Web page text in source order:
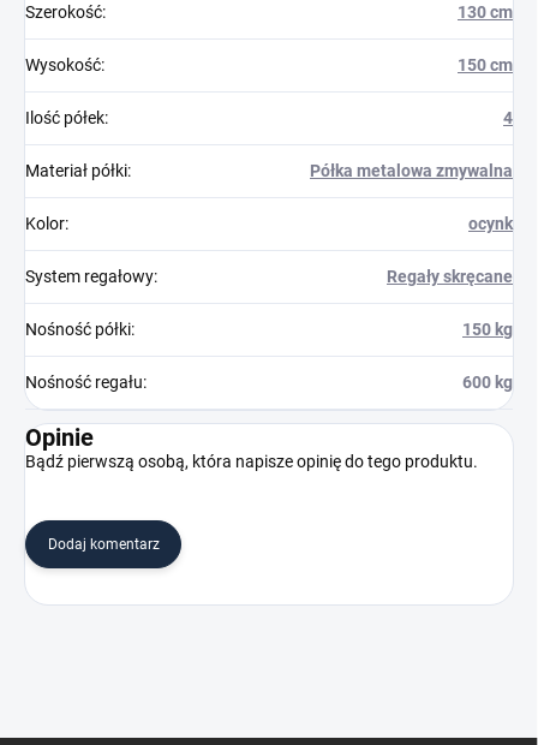
Szerokość: 130 cm
Wysokość: 150 cm
Ilość półek: 4
Materiał półki: Półka metalowa zmywalna
Kolor: ocynk
System regałowy: Regały skręcane
Nośność półki: 150 kg
Nośność regału: 600 kg
Opinie
Bądź pierwszą osobą, która napisze opinię do tego produktu.
Dodaj komentarz